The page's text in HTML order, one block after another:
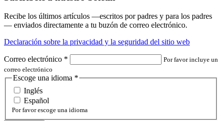
Recibe los últimos artículos —escritos por padres y para los padres
— enviados directamente a tu buzón de correo electrónico.
Declaración sobre la privacidad y la seguridad del sitio web
Correo electrónico *
Por favor incluye un
correo electrónico
Escoge una idioma *
Inglés
Español
Por favor escoge una idioma